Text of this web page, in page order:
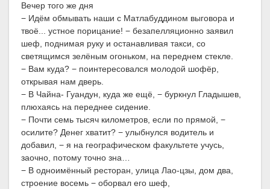
Вечер того же дня
− Идём обмывать наши с Матлабуддином выговора и
твоё... устное порицание! − безапелляционно заявил
шеф, поднимая руку и останавливая такси, со
светящимся зелёным огоньком, на переднем стекле.
− Вам куда? − поинтересовался молодой шофёр,
открывая нам дверь.
− В Чайна- Гуандун, куда же ещё, − буркнул Гладышев,
плюхаясь на переднее сидение.
− Почти семь тысяч километров, если по прямой, −
осилите? Денег хватит? − улыбнулся водитель и
добавил, − я на географическом факультете учусь,
заочно, потому точно зна…
− В одноимённый ресторан, улица Лао-цзы, дом два,
строение восемь − оборвал его шеф,